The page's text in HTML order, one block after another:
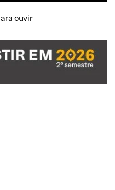
ouvir